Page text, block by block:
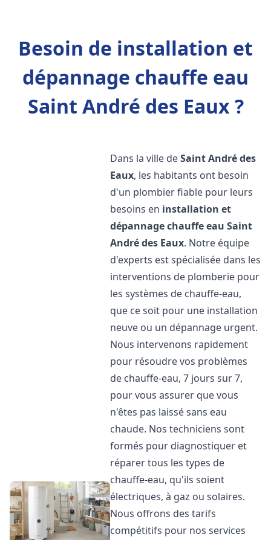
Besoin de installation et
dépannage chauffe eau
Saint André des Eaux ?
Dans la ville deSaint André des
Eaux, les habitants ont besoin
d'un plombier fiable pour leurs
besoins en installation et
dépannage chauffe eau Saint
André des Eaux. Notre équipe
d'experts est spécialisée dans les
interventions de plomberie pour
les systèmes de chauffe-eau,
que ce soit pour une installation
neuve ou un dépannage urgent.
Nous intervenons rapidement
pour résoudre vos problèmes
de chauffe-eau, 7 jours sur 7,
pour vous assurer que vous
n'êtes pas laissé sans eau
chaude. Nos techniciens sont
formés pour diagnostiquer et
réparer tous les types de
chauffe-eau, qu'ils soient
électriques, à gaz ou solaires.
Nous offrons des tarifs
compétitifs pour nos services